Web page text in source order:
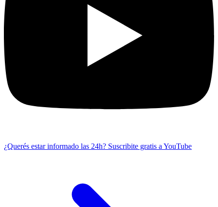
¿Querés estar informado las 24h? Suscribite gratis a YouTube